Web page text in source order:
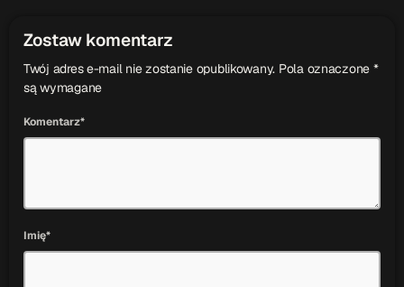
Zostaw komentarz
Twój adres e-mail nie zostanie opublikowany. Pola oznaczone *
są wymagane
Komentarz*
Imię*